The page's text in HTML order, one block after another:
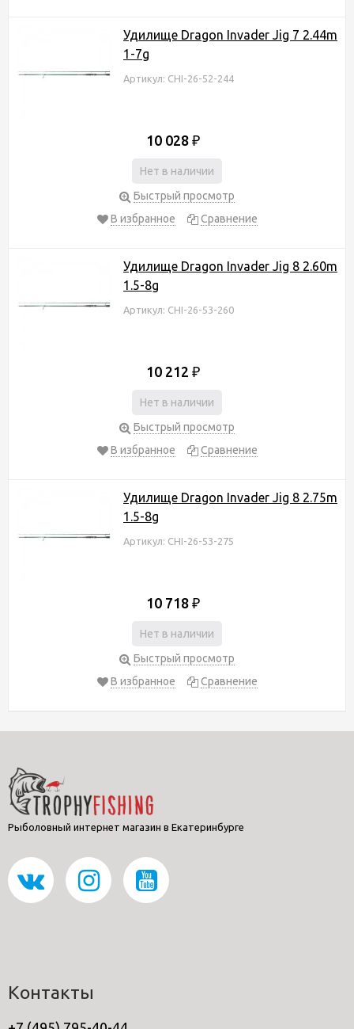
Удилище Dragon Invader Jig 7 2.44m
1-7g
Артикул: CHI-26-52-244
10 028 ₽
Нет в наличии
Быстрый просмотр
В избранное
Сравнение
Удилище Dragon Invader Jig 8 2.60m
1.5-8g
Артикул: CHI-26-53-260
10 212 ₽
Нет в наличии
Быстрый просмотр
В избранное
Сравнение
Удилище Dragon Invader Jig 8 2.75m
1.5-8g
Артикул: CHI-26-53-275
10 718 ₽
Нет в наличии
Быстрый просмотр
В избранное
Сравнение
Рыболовный интернет магазин в Екатеринбурге
Контакты